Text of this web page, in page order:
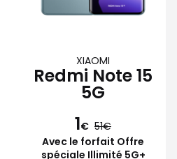
XIAOMI
Redmi Note 15
5G
1€ 51
Avec le forfait Offre
spéciale Illimité 5G+